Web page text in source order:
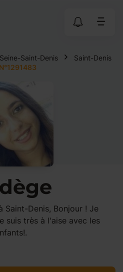
Seine-Saint-Denis
Saint-Denis
N°1291483
Saint-Denis, Bonjour ! Je
suis très à l'aise avec les